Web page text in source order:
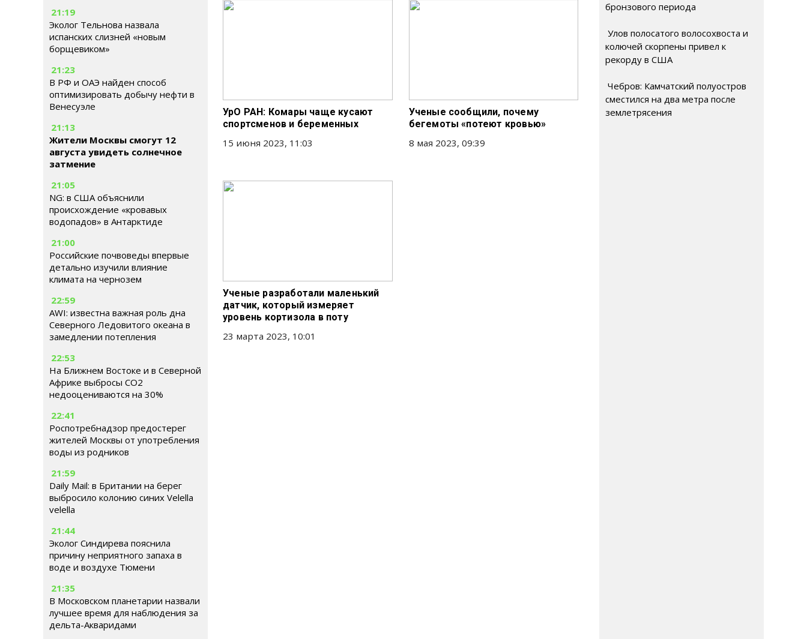
21:19
Эколог Тельнова назвала
испанских слизней «новым
борщевиком»
21:23
В РФ и ОАЭ найден способ
оптимизировать добычу нефти в
Венесуэле
21:13
Жители Москвы смогут 12
августа увидеть солнечное
затмение
21:05
NG: в США объяснили
происхождение «кровавых
водопадов» в Антарктиде
21:00
Российские почвоведы впервые
детально изучили влияние
климата на чернозем
22:59
AWI: известна важная роль дна
Северного Ледовитого океана в
замедлении потепления
22:53
На Ближнем Востоке и в Северной
Африке выбросы CO2
недооцениваются на 30%
22:41
Роспотребнадзор предостерег
жителей Москвы от употребления
воды из родников
21:59
Daily Mail: в Британии на берег
выбросило колонию синих Velella
velella
21:44
Эколог Синдирева пояснила
причину неприятного запаха в
воде и воздухе Тюмени
21:35
В Московском планетарии назвали
лучшее время для наблюдения за
дельта-Акваридами
УрО РАН: Комары чаще кусают
спортсменов и беременных
15 июня 2023, 11:03
Ученые сообщили, почему
бегемоты «потеют кровью»
8 мая 2023, 09:39
Ученые разработали маленький
датчик, который измеряет
уровень кортизола в поту
23 марта 2023, 10:01
бронзового периода
Улов полосатого волосохвоста и
колючей скорпены привел к
рекорду в США
Чебров: Камчатский полуостров
сместился на два метра после
землетрясения